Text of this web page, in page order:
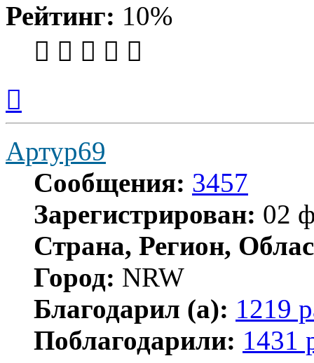
Рейтинг: 10%
началу
Артур69
Сообщения: 3457
Зарегистрирован: 02
Страна, Регион,
Город: NRW
Благодарил (а): 1219
Поблагодарили: 1431